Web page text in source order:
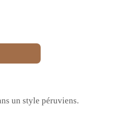
un style péruviens.